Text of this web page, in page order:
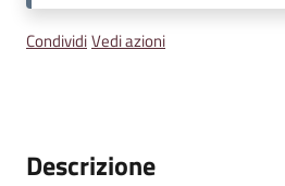
i
CondividiVedi azioni
Descrizione